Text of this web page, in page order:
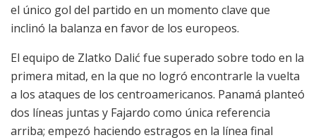
el único gol del partido en un momento clave que
inclinó la balanza en favor de los europeos.
El equipo de Zlatko Dalić fue superado sobre todo en la
primera mitad, en la que no logró encontrarle la vuelta
a los ataques de los centroamericanos. Panamá planteó
dos líneas juntas y Fajardo como única referencia
arriba; empezó haciendo estragos en la línea final